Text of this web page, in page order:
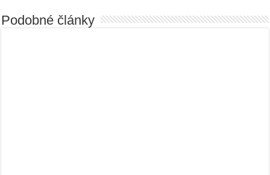
Podobné články